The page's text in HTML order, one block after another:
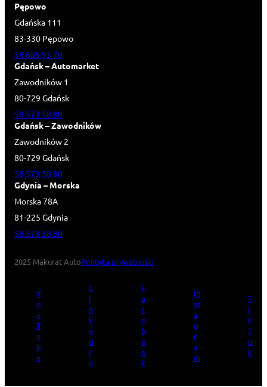
Pępowo
Gdańska 111
83-330 Pępowo
58 685 95 70
Gdańsk – Automarket
Zawodników 1
80-729 Gdańsk
58 573 58 80
Gdańsk – Zawodników
Zawodników 2
80-729 Gdańsk
58 573 58 80
Gdynia – Morska
Morska 78A
81-225 Gdynia
58 573 58 80
2025 Makurat AutoPolityka prywatności
Y
o
u
T
u
b
e
L
i
n
k
e
d
I
n
F
a
c
e
b
o
o
k
In
st
a
g
r
a
m
T
i
k
T
o
k